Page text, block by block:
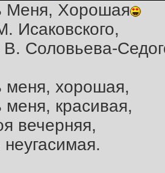
Меня, Хорошая
Исаковского,
Соловьева-
хорошая,
красивая,
вечерняя,